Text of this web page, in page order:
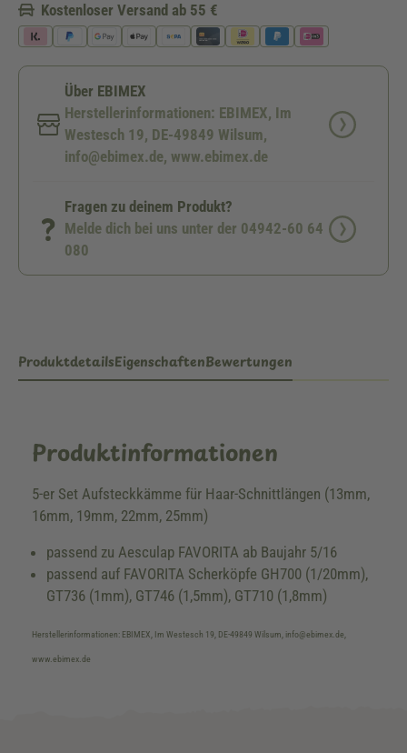
Kostenloser Versand ab 55 €
Über EBIMEX
Herstellerinformationen: EBIMEX, Im
Westesch 19, DE-49849 Wilsum,
info@ebimex.de, www.ebimex.de
Fragen zu deinem Produkt?
Melde dich bei uns unter der 04942-60 64
080
ProduktdetailsEigenschaftenBewertungen
Produktinformationen
5-er Set Aufsteckkämme für Haar-Schnittlängen (13mm,
16mm, 19mm, 22mm, 25mm)
passend zu Aesculap FAVORITA ab Baujahr 5/16
passend auf FAVORITA Scherköpfe GH700 (1/20mm),
GT736 (1mm), GT746 (1,5mm), GT710 (1,8mm)
Herstellerinformationen: EBIMEX, Im Westesch 19, DE-49849 Wilsum, info@ebimex.de,
www.ebimex.de